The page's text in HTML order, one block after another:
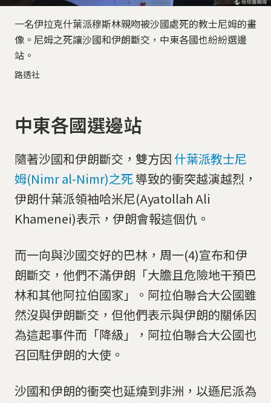
一名伊拉克什葉派穆斯林親吻被沙國處死的教士尼姆的畫
像。尼姆之死讓沙國和伊朗斷交，中東各國也紛紛選邊
站。
路透社
中東各國選邊站
隨著沙國和伊朗斷交，雙方因什葉派教士尼
姆(Nimr al-Nimr)之死導致的衝突越演越烈，
伊朗什葉派領袖哈米尼(Ayatollah Ali
Khamenei)表示，伊朗會報這個仇。
而一向與沙國交好的巴林，周一(4)宣布和伊
朗斷交，他們不滿伊朗「大膽且危險地干預巴
林和其他阿拉伯國家」。阿拉伯聯合大公國雖
然沒與伊朗斷交，但他們表示與伊朗的關係因
為這起事件而「降級」，阿拉伯聯合大公國也
召回駐伊朗的大使。
沙國和伊朗的衝突也延燒到非洲，以遜尼派為